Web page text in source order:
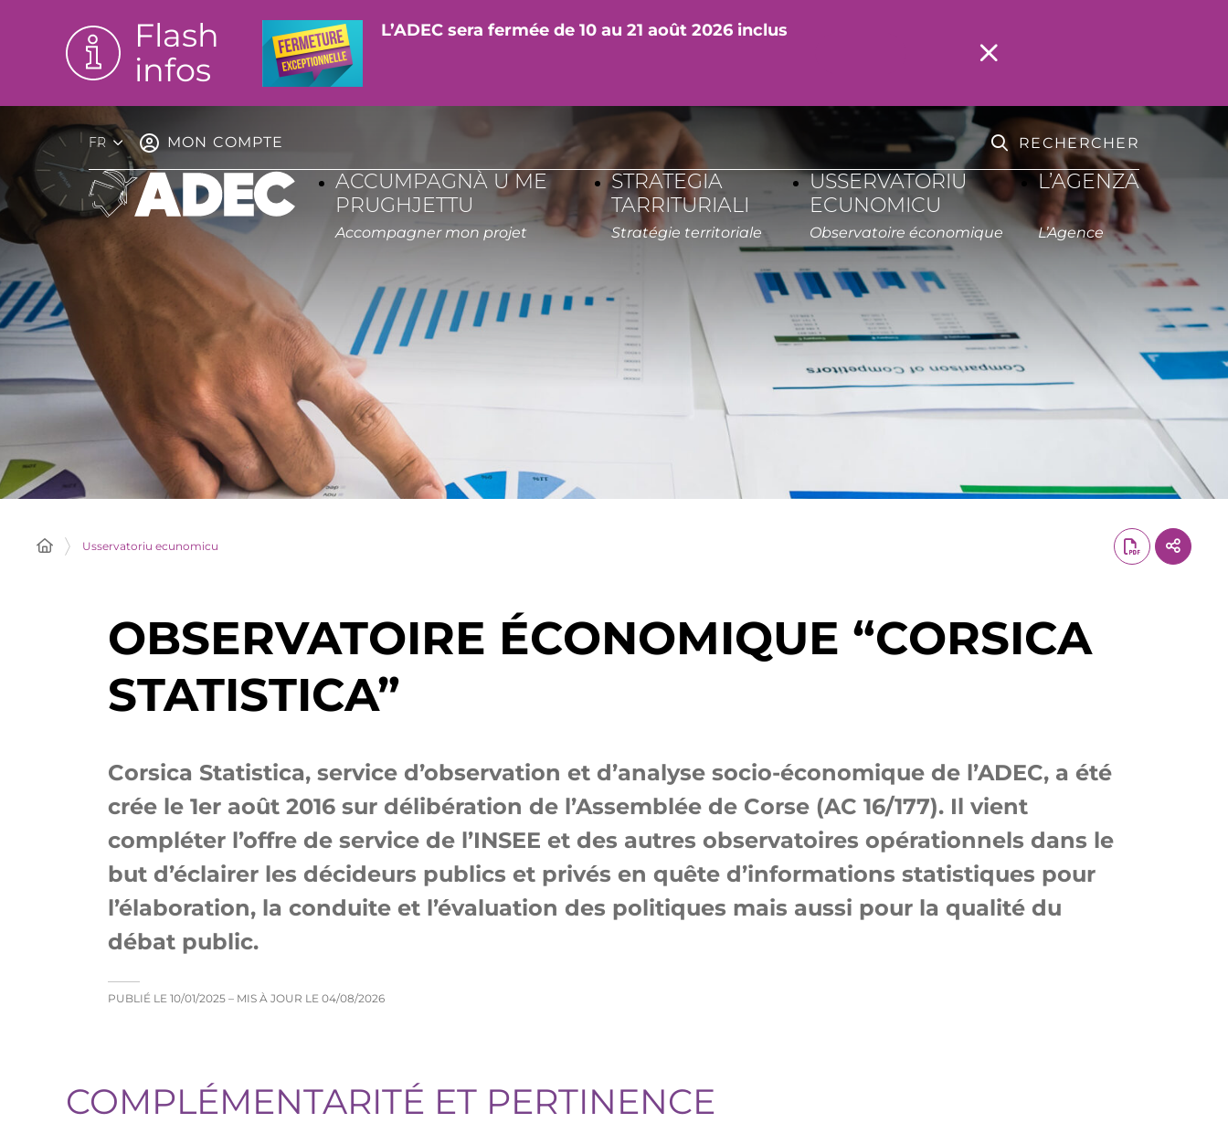
Flash
infos
L’ADEC sera fermée de 10 au 21 août 2026 inclus
FR MON COMPTE RECHERCHER
ACCUMPAGNÀ U ME
PRUGHJETTU
Accompagner mon projet
STRATEGIA
TARRITURIALI
Stratégie territoriale
USSERVATORIU
ECUNOMICU
Observatoire économique
L’AGENZA
L’Agence
Usservatoriu ecunomicu
OBSERVATOIRE ÉCONOMIQUE “CORSICA
STATISTICA”
Corsica Statistica, service d’observation et d’analyse socio-économique de l’ADEC, a été
crée le 1er août 2016 sur délibération de l’Assemblée de Corse (AC 16/177). Il vient
compléter l’offre de service de l’INSEE et des autres observatoires opérationnels dans le
but d’éclairer les décideurs publics et privés en quête d’informations statistiques pour
l’élaboration, la conduite et l’évaluation des politiques mais aussi pour la qualité du
débat public.
PUBLIÉ LE 10/01/2025 – MIS À JOUR LE 04/08/2026
COMPLÉMENTARITÉ ET PERTINENCE